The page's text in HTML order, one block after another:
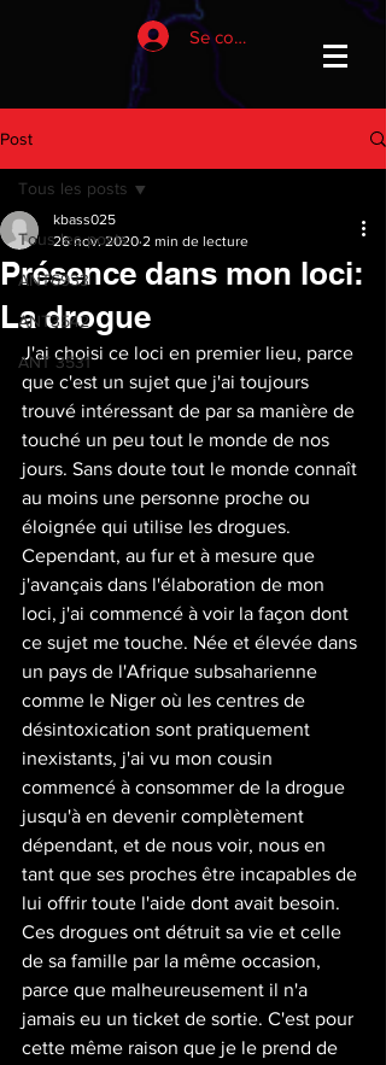
Se connecter
Post
Tous les posts
ANT6933
ANT3542
ANT 3531
Tous les posts
Présence dans mon loci:
La drogue
kbass025
26 nov. 2020 2 min de lecture
J'ai choisi ce loci en premier lieu, parce
que c'est un sujet que j'ai toujours
trouvé intéressant de par sa manière de
touché un peu tout le monde de nos
jours. Sans doute tout le monde connaît
au moins une personne proche ou
éloignée qui utilise les drogues.
Cependant, au fur et à mesure que
j'avançais dans l'élaboration de mon
loci, j'ai commencé à voir la façon dont
ce sujet me touche. Née et élevée dans
un pays de l'Afrique subsaharienne
comme le Niger où les centres de
désintoxication sont pratiquement
inexistants, j'ai vu mon cousin
commencé à consommer de la drogue
jusqu'à en devenir complètement
dépendant, et de nous voir, nous en
tant que ses proches être incapables de
lui offrir toute l'aide dont avait besoin.
Ces drogues ont détruit sa vie et celle
de sa famille par la même occasion,
parce que malheureusement il n'a
jamais eu un ticket de sortie. C'est pour
cette même raison que je le prend de